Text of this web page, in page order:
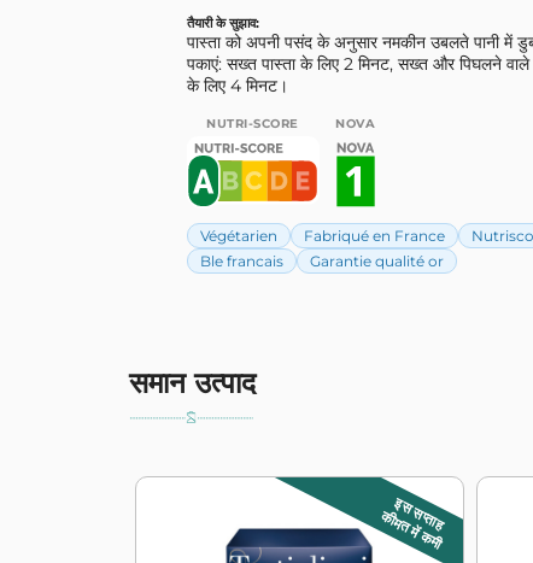
तैयारी के सुझाव:
पास्ता को अपनी पसंद के अनुसार नमकीन उबलते पानी में
पकाएं: सख्त पास्ता के लिए 2 मिनट, सख्त और पिघलने वाले
के लिए 4 मिनट।
NUTRI-SCORE NOVA
Végétarien Fabriqué en France
Ble francais
Garantie qualité or
समान उत्पाद
इस सप्ताह
कीमत में कमी